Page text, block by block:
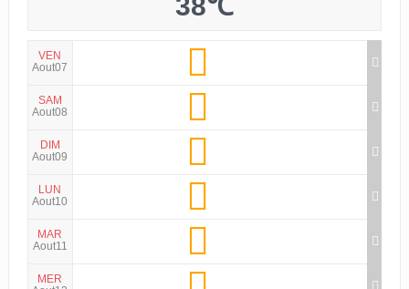
38℃
VEN
Aout07
SAM
Aout08
DIM
Aout09
LUN
Aout10
MAR
Aout11
MER